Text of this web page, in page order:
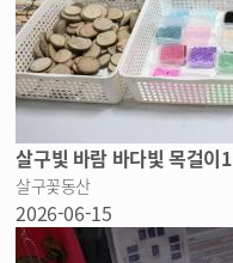
살구빛 바람 바다빛 목걸이1
살구꽃동산
2026-06-15